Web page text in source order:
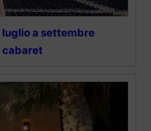
luglio a settembre
cabaret